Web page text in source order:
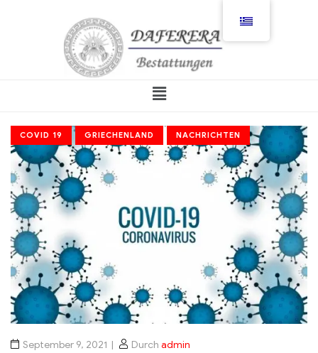
COVID 19 GRIECHENLAND NACHRICHTEN
September 9, 2021 Durch admin